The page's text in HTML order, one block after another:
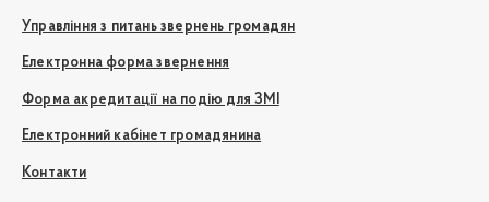
Управління з питань звернень громадян
Електронна форма звернення
Форма акредитації на подію для ЗМІ
Електронний кабінет громадянина
Контакти